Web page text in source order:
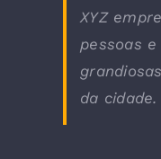
XYZ
pessoas
da cidade.